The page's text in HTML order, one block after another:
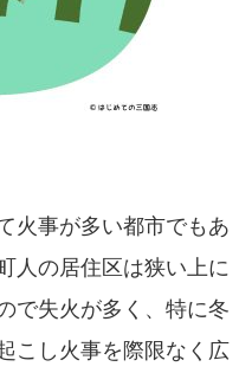
火事が多い都市でもあ
人の居住区は狭い上に
で失火が多く、特に冬
こし火事を際限なく広